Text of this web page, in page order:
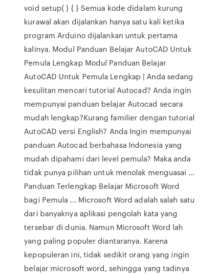
void setup( ) { } Semua kode didalam kurung
kurawal akan dijalankan hanya satu kali ketika
program Arduino dijalankan untuk pertama
kalinya. Modul Panduan Belajar AutoCAD Untuk
Pemula Lengkap Modul Panduan Belajar
AutoCAD Untuk Pemula Lengkap | Anda sedang
kesulitan mencari tutorial Autocad? Anda ingin
mempunyai panduan belajar Autocad secara
mudah lengkap?Kurang familier dengan tutorial
AutoCAD versi English? Anda Ingin mempunyai
panduan Autocad berbahasa Indonesia yang
mudah dipahami dari level pemula? Maka anda
tidak punya pilihan untuk menolak menguasai …
Panduan Terlengkap Belajar Microsoft Word
bagi Pemula ... Microsoft Word adalah salah satu
dari banyaknya aplikasi pengolah kata yang
tersebar di dunia. Namun Microsoft Word lah
yang paling populer diantaranya. Karena
kepopuleran ini, tidak sedikit orang yang ingin
belajar microsoft word, sehingga yang tadinya